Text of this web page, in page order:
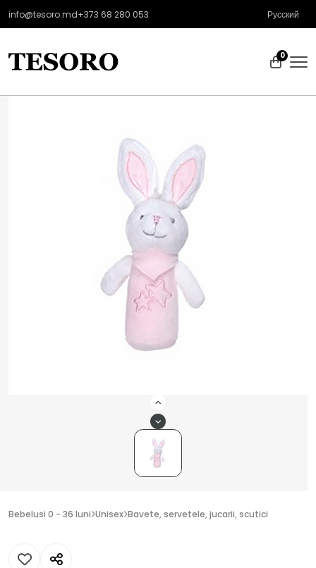
info@tesoro.md+373 68 280 053 Русский
0
Bebelusi 0 - 36 luni Unisex Bavete, servetele, jucarii, scutici